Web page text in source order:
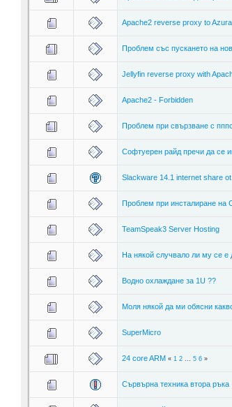
Apache2 reverse proxy to
Проблем със пускането на
Jellyfin reverse proxy with
Apache2 - Forbidden
Проблем при свързване с
Софтуерен райд пречи да се
Slackware 14.1 internet share ot
Проблем при инсталиране на
TeamSpeak3 Server Hosting
На някой случвало ли му се е
Водно охлаждане за 1U ??
Моля някой да ми обясни
SuperMicro
24 core ARM « 1 2... 5 6»
Сървърна техника втора ръка